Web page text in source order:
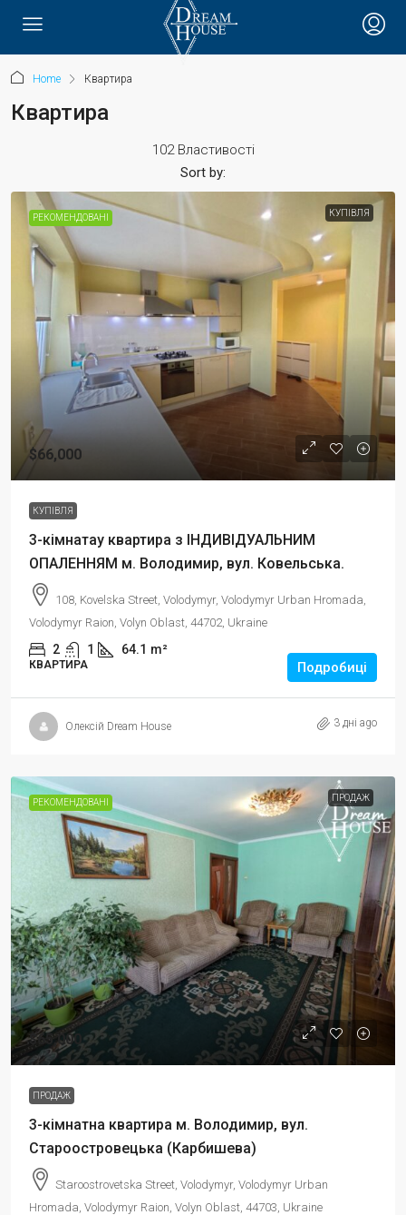
Home Квартира
Квартира
102 Властивості
Sort by:
РЕКОМЕНДОВАНІ КУПІВЛЯ
$66,000
КУПІВЛЯ
3-кімнатау квартира з ІНДИВІДУАЛЬНИМ
ОПАЛЕННЯМ м. Володимир, вул. Ковельська.
108, Kovelska Street, Volodymyr, Volodymyr Urban Hromada,
Volodymyr Raion, Volyn Oblast, 44702, Ukraine
2 1 64.1 m²
КВАРТИРА Подробиці
Олексій Dream House 3 дні ago
РЕКОМЕНДОВАНІ ПРОДАЖ
$65,000
ПРОДАЖ
3-кімнатна квартира м. Володимир, вул.
Староостровецька (Карбишева)
Staroostrovetska Street, Volodymyr, Volodymyr Urban
Hromada, Volodymyr Raion, Volyn Oblast, 44703, Ukraine